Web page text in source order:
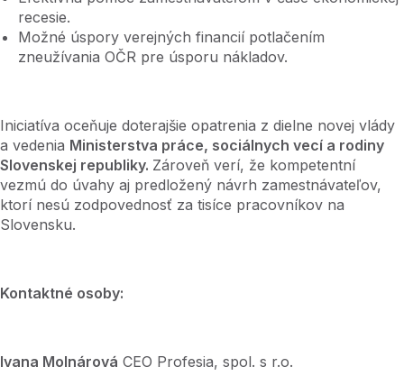
recesie.
Možné úspory verejných financií potlačením
zneužívania OČR pre úsporu nákladov.
Iniciatíva oceňuje doterajšie opatrenia z dielne novej vlády
a vedenia Ministerstva práce, sociálnych vecí a rodiny
Slovenskej republiky. Zároveň verí, že kompetentní
vezmú do úvahy aj predložený návrh zamestnávateľov,
ktorí nesú zodpovednosť za tisíce pracovníkov na
Slovensku.
Kontaktné osoby:
Ivana Molnárová CEO Profesia, spol. s r.o.